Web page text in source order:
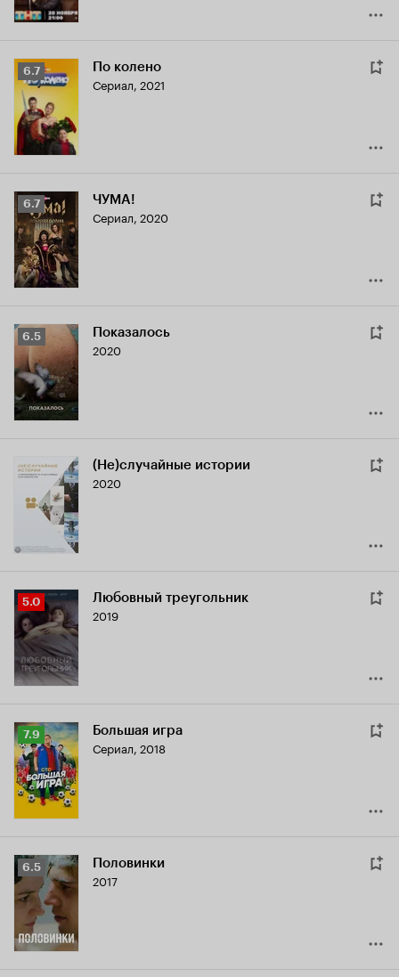
Рейтинг
Кинопоиска
6.7
6.7 По колено
Сериал, 2021
Рейтинг
Кинопоиска
6.7
6.7 ЧУМА!
Сериал, 2020
Рейтинг
Кинопоиска
6.5
6.5 Показалось
2020
(Не)случайные истории
2020
Рейтинг
Кинопоиска
5.0
5.0 Любовный треугольник
2019
Рейтинг
Кинопоиска
7.9
7.9 Большая игра
Сериал, 2018
Рейтинг
Кинопоиска
6.5
6.5 Половинки
2017